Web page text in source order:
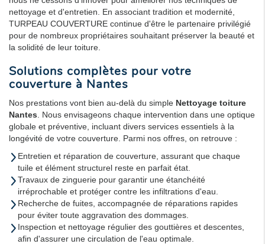
nettoyage et d'entretien. En associant tradition et modernité,
TURPEAU COUVERTURE continue d'être le partenaire privilégié
pour de nombreux propriétaires souhaitant préserver la beauté et
la solidité de leur toiture.
Solutions complètes pour votre
couverture à Nantes
Nos prestations vont bien au-delà du simple Nettoyage toiture
Nantes . Nous envisageons chaque intervention dans une optique
globale et préventive, incluant divers services essentiels à la
longévité de votre couverture. Parmi nos offres, on retrouve :
Entretien et réparation de couverture, assurant que chaque
tuile et élément structurel reste en parfait état.
Travaux de zinguerie pour garantir une étanchéité
irréprochable et protéger contre les infiltrations d'eau.
Recherche de fuites, accompagnée de réparations rapides
pour éviter toute aggravation des dommages.
Inspection et nettoyage régulier des gouttières et descentes,
afin d'assurer une circulation de l'eau optimale.